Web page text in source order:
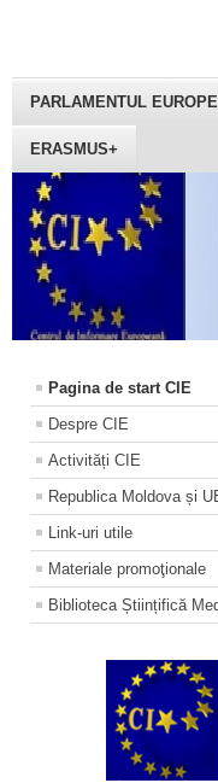
PARLAMENTUL
ERASMUS+
Pagina de start CIE
Despre CIE
Activități CIE
Republica Moldova și
Link-uri utile
Materiale promoţionale
Biblioteca Științifică